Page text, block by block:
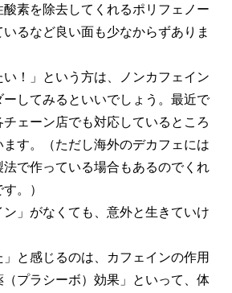
素を除去してくれるポリフェノー
るなど良い面も少なからずありま
い！」という方は、ノンカフェイン
してみるといいでしょう。最近で
ェーン店でも対応しているところ
す。（ただし海外のデカフェには
で作っている場合もあるのでくれ
。）
」がなくても、意外と生きていけ
と感じるのは、カフェインの作用
プラシーボ）効果」といって、体